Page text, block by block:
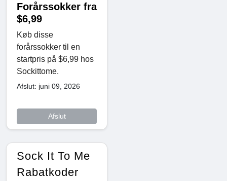
Forårssokker fra
$6,99
Køb disse
forårssokker til en
startpris på $6,99 hos
Sockittome.
Afslut: juni 09, 2026
Afslut
Sock It To Me
Rabatkoder